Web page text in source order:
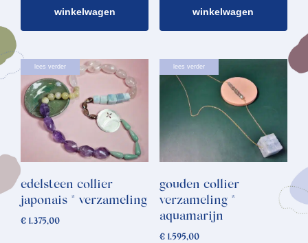
winkelwagen
winkelwagen
lees verder
edelsteen collier
japonais * verzameling
€ 1.375,00
lees verder
gouden collier
verzameling *
aquamarijn
€1.595,00